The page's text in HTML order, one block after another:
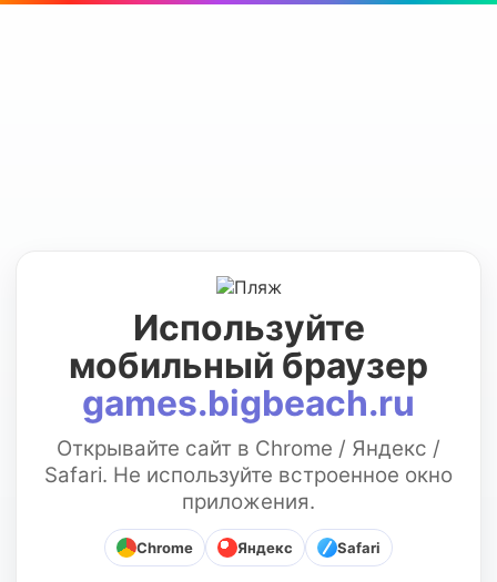
Используйте
мобильный браузер
games.bigbeach.ru
Открывайте сайт в Chrome / Яндекс /
Safari. Не используйте встроенное окно
приложения.
Chrome Яндекс Safari